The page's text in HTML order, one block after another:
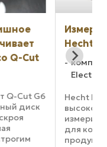
Измерительные
Hecht
компании,
Hecht Electronic
высокоточные
измерительные
для контроля
продукции в